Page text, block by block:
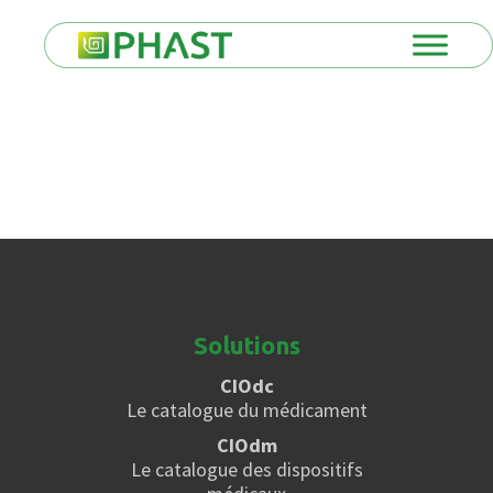
Solutions
CIOdc
Le catalogue du médicament
CIOdm
Le catalogue des dispositifs